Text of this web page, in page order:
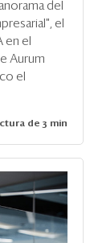
del
el
en el
Aurum
el
de 3 min